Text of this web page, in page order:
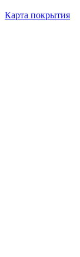
Карта покрытия